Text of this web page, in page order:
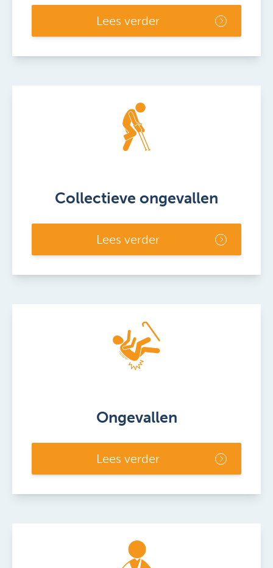
Lees verder
Collectieve ongevallen
Lees verder
Ongevallen
Lees verder